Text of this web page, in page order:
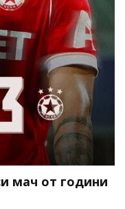
мач от години